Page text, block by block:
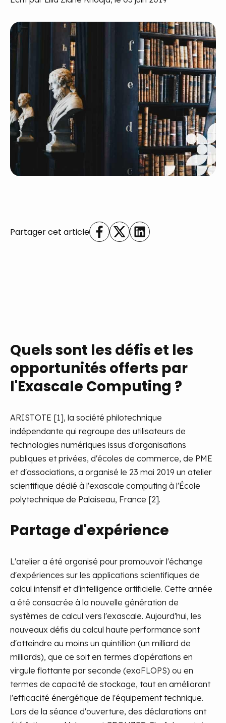
Partager cet article
Quels sont les défis et les
opportunités offerts par
l'Exascale Computing ?
ARISTOTE [1], la société philotechnique
indépendante qui regroupe des utilisateurs de
technologies numériques issus d'organisations
publiques et privées, d'écoles de commerce, de PME
et d'associations, a organisé le 23 mai 2019 un atelier
scientifique dédié à l'exascale computing à l'École
polytechnique de Palaiseau, France [2].
Partage d'expérience
L'atelier a été organisé pour promouvoir l'échange
d'expériences sur les applications scientifiques de
calcul intensif et d'intelligence artificielle. Cette année
a été consacrée à la nouvelle génération de
systèmes de calcul vers l'exascale. Aujourd'hui, les
nouveaux défis du calcul haute performance sont
d'atteindre au moins un quintillion (un milliard de
milliards), que ce soit en termes d'opérations en
virgule flottante par seconde (exaFLOPS) ou en
termes de capacité de stockage, tout en améliorant
l'efficacité énergétique de l'équipement technique.
Lors de la séance d'ouverture, des déclarations ont